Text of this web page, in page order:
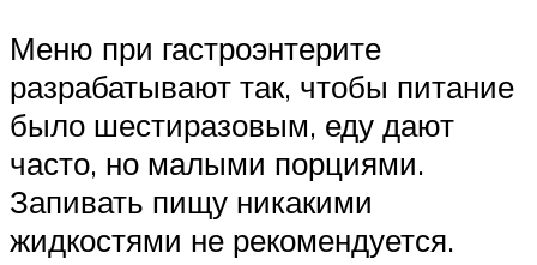
Меню при гастроэнтерите
разрабатывают так, чтобы питание
было шестиразовым, еду дают
часто, но малыми порциями.
Запивать пищу никакими
жидкостями не рекомендуется.